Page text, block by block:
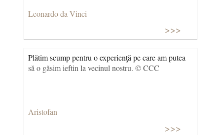
Leonardo da Vinci
>>>
Plătim scump pentru o experienţă pe care am putea
să o găsim ieftin la vecinul nostru. © CCC
Aristofan
>>>